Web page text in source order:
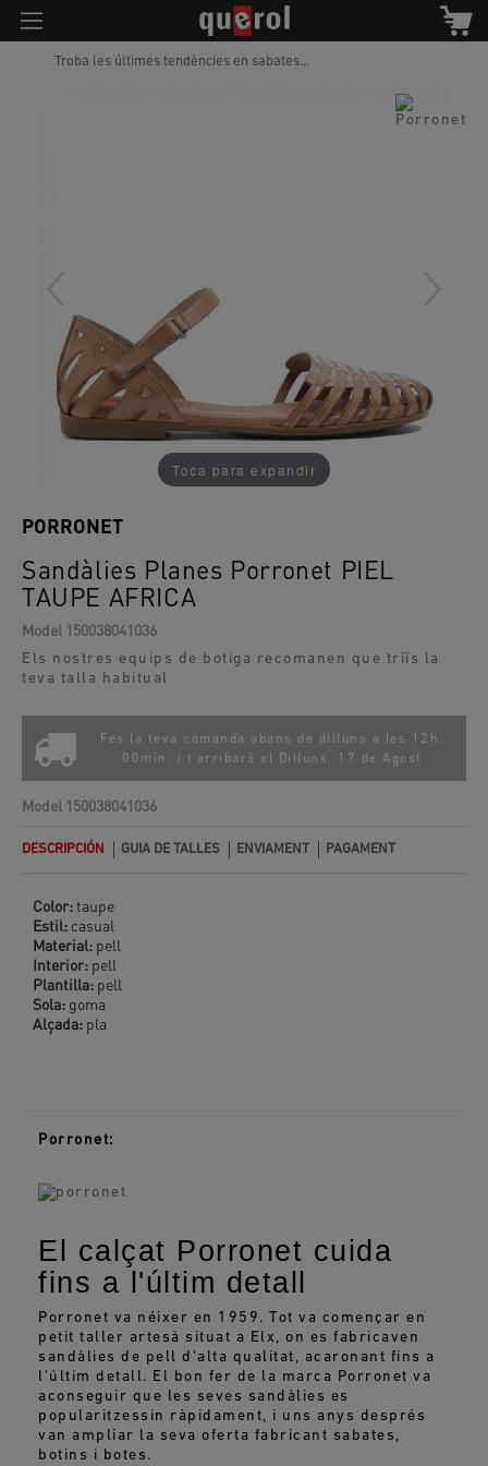
Troba les últimes tendències en sabates...
Toca para expandir
Sandàlies Planes Porronet PIEL
TAUPE AFRICA
PORRONET
Model 150038041036
Els nostres equips de botiga recomanen que triïs la
teva talla habitual
Fes la teva comanda abans de dilluns a les 12h.
00min. i t'arribarà el
Dilluns, 17 de Agost
Model 150038041036
DESCRIPCIÓN GUIA DE TALLES ENVIAMENT PAGAMENT
Color:taupe
Estil: casual
Material: pell
Interior: pell
Plantilla: pell
Sola: goma
Alçada: pla
Porronet:
El calçat Porronet cuida
fins a l'últim detall
Porronet va néixer en 1959. Tot va començar en
petit taller artesà situat a Elx, on es fabricaven
sandàlies de pell d'alta qualitat, acaronant fins a
l'últim detall. El bon fer de la marca Porronet va
aconseguir que les seves sandàlies es
popularitzessin ràpidament, i uns anys després
van ampliar la seva oferta fabricant sabates,
botins i botes.